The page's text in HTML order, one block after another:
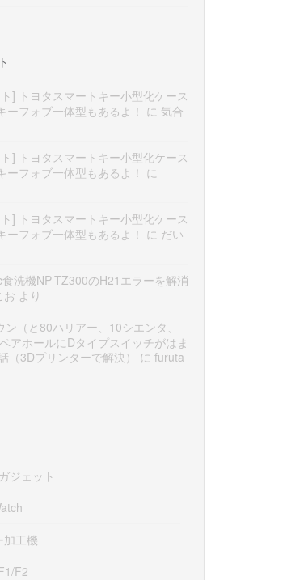
] トヨタスマートキー小型化ケース
ーフォブ一体型もあるよ！ に 気合
] トヨタスマートキー小型化ケース
ーフォブ一体型もあるよ！ に
] トヨタスマートキー小型化ケース
ーフォブ一体型もあるよ！ に だい
洗機NP-TZ300のH21エラーを解消
お より
ン（と80ハリアー、10シエンタ、
アホールにDタイプスイッチがはま
（3Dプリンターで解決）
に furuta
ジェット
加工機
F2